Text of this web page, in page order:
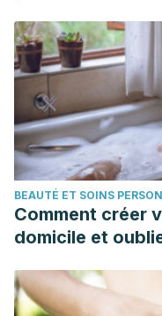
BEAUTÉ ET SOINS
Comment créer
domicile et